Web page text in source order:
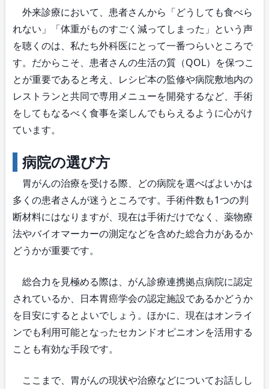
外来診療において、患者さんから「どうしても食べら
れない」「体重がものすごく減ってしまった」という声
を聴くのは、私たち外科医にとって一番つらいところで
す。だからこそ、患者さんの生活の質（QOL）を保つこ
とが重要であると考え、レシピ本の監修や病院敷地内の
レストランと共同で専用メニューを開発するなど、手術
をしてもなるべく食事を楽しんでもらえるように心がけ
ています。
病院の選び方
胃がんの治療を受ける際、どの病院を選べばよいかは
多くの患者さんが迷うところです。手術件数も1つの判
断材料にはなりますが、現在は手術だけでなく、薬物療
法やバイオマーカーの測定などを含めた総合力があるか
どうかが重要です。
総合力を見極める際は、がん診療連携拠点病院に認定
されているか、日本胃癌学会の認定施設であるかどうか
を目安にするとよいでしょう。ほかに、現在はオンライ
ンでも利用可能となったセカンドオピニオンを活用する
ことも有効な手段です。
ここまで、胃がんの現状や治療などについてお話しし